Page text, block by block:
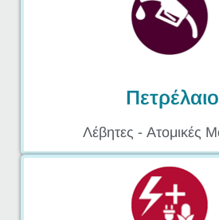
Πετρέλαιο​
Λέβητες - Ατομικές